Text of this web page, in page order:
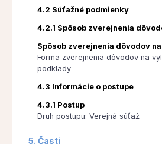
4.2 Súťažné podmienky
4.2.1 Spôsob zverejnenia
Spôsob zverejnenia dôvodov
Forma zverejnenia dôvodov na
podklady
4.3 Informácie o postupe
4.3.1 Postup
Druh postupu: Verejná súťaž
5. Časti